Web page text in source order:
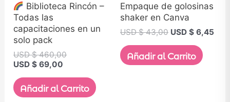
Biblioteca Rincón –
Todas las
capacitaciones en un
solo pack
USD $460,00
USD $69,00
Añadir al Carrito
Empaque de golosinas
shaker en Canva
USD $43,00 USD $ 6,45
Añadir al Carrito